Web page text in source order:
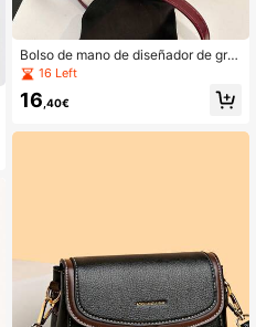
Bolso de mano de diseñador de gra
n capacidad, de estilo francés eleg
ante y chic, de color burdeos, de alt
a calidad y con diseño de caja
16 Left
16 ,40€